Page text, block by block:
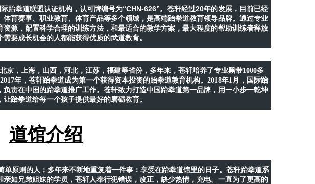
跆拳道联盟认证机构，认可牌编号为“CHN-626”。苍轩经过20年的发展，目前已经
育赛事、职业教育、体育产品等多个领域，是高端跆拳道教育领导品牌。通过专业
源，配置科学合理的训练方法，和最适合的教学方案，最大程度的帮助训练者释放
需要成长机会的人都能获得优质的武道教育。
京，上海，山西，河北，江苏，福建等省份，多年来，苍轩培养了专业黑带1000多
年，苍轩跆拳道成为第一个获得资本投资的跆拳道教育机构。2018年1月，国际跆
责在中国的跆拳道推广工作。苍轩致力打造中国跆拳道第一品牌，用一小步一乾坤
让跆拳道给每一个孩子提供最好的磨砺教育。
道馆介绍
原则的人；多年来不断地重复着一件事：享受在跆拳道馆里的日子。苍轩跆拳道系
如兄弟姐妹的学员，苍轩人奉行犯错误，改正，缺少热情，充电。一直为了更高的